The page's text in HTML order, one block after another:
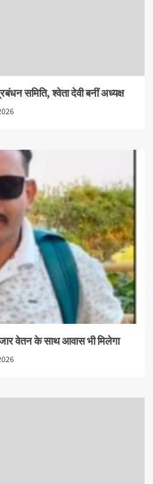
समिति, श्वेता देवी बनीं अध्यक्ष
वेतन के साथ आवास भी मिलेगा